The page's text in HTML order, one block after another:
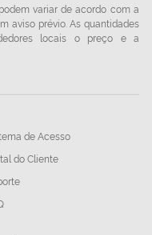
variar de acordo com a
aviso prévio. As quantidades
locais o preço e a
de Acesso
do Cliente